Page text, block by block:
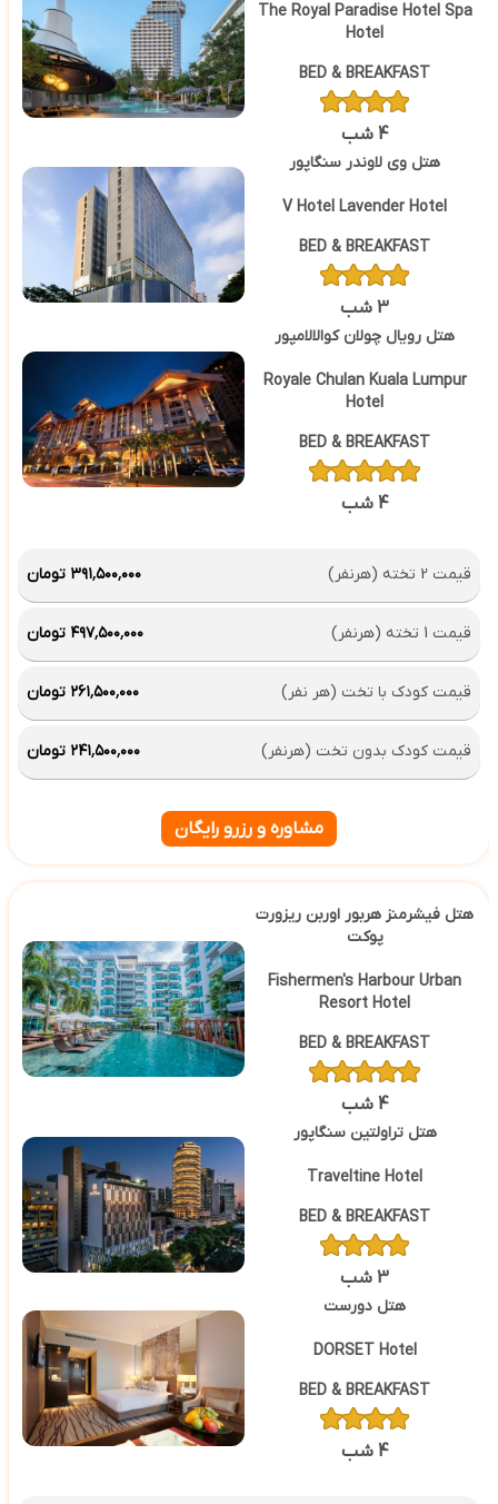
The Royal Paradise Hotel Spa
Hotel
BED & BREAKFAST
4 شب
هتل وی لاوندر سنگاپور
V Hotel Lavender Hotel
BED & BREAKFAST
3 شب
هتل رویال چولان کوالالامپور
Royale Chulan Kuala Lumpur
Hotel
BED & BREAKFAST
4 شب
قیمت 2 تخته (هرنفر) ۳۹۱٬۵۰۰٬۰۰۰ تومان
قیمت 1 تخته (هرنفر) ۴۹۷٬۵۰۰٬۰۰۰ تومان
قیمت کودک با تخت (هر نفر) ۲۶۱٬۵۰۰٬۰۰۰ تومان
قیمت کودک بدون تخت (هرنفر) ۲۴۱٬۵۰۰٬۰۰۰ تومان
مشاوره و رزرو رایگان
هتل فیشرمنز هربور اوربن ریزورت
پوکت
Fishermen's Harbour Urban
Resort Hotel
BED & BREAKFAST
4 شب
هتل تراولتین سنگاپور
Traveltine Hotel
BED & BREAKFAST
3 شب
هتل دورست
DORSET Hotel
BED & BREAKFAST
4 شب